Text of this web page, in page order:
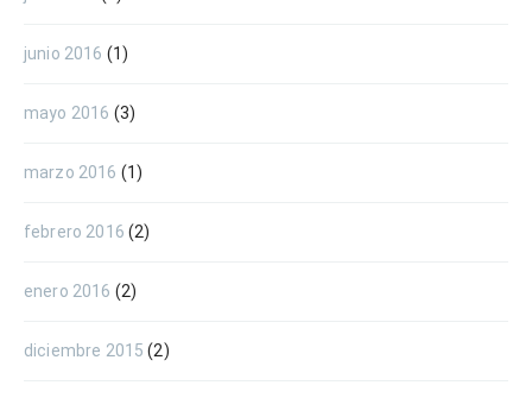
junio 2016 (1)
mayo 2016 (3)
marzo 2016 (1)
febrero 2016 (2)
enero 2016 (2)
diciembre 2015 (2)